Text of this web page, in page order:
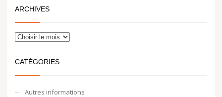
ARCHIVES
CATÉGORIES
Autres informations